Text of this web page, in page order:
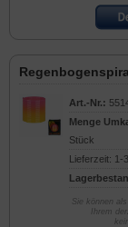
Art.-Nr.:
Menge
Stück
Lieferzeit: 1-
Sie können
Ihrem